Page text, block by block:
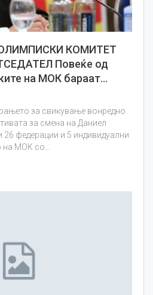
КОМИТЕТ
Повеќе од
на МОК бараат…
за свикување вонредно
за смена на Даниел
федерации и 5 индивидуални
на МОК со…